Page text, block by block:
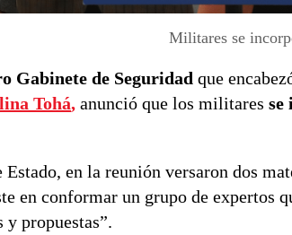
Militares se
Gabinete de Seguridad que
Tohá, anunció que los militares se
Estado, en la reunión versaron dos
en conformar un grupo de expertos
y propuestas”.